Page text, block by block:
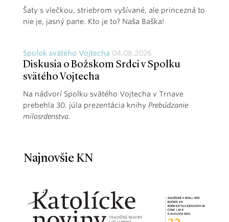
Šaty s vlečkou, striebrom vyšívané, ale princezná to
nie je, jasný pane. Kto je to? Naša Baška!
Spolok svätého Vojtecha 04.08.2026
Diskusia o Božskom Srdci v Spolku
svätého Vojtecha
Na nádvorí Spolku svätého Vojtecha v Trnave
prebehla 30. júla prezentácia knihy Prebúdzanie
milosrdenstva.
Najnovšie KN